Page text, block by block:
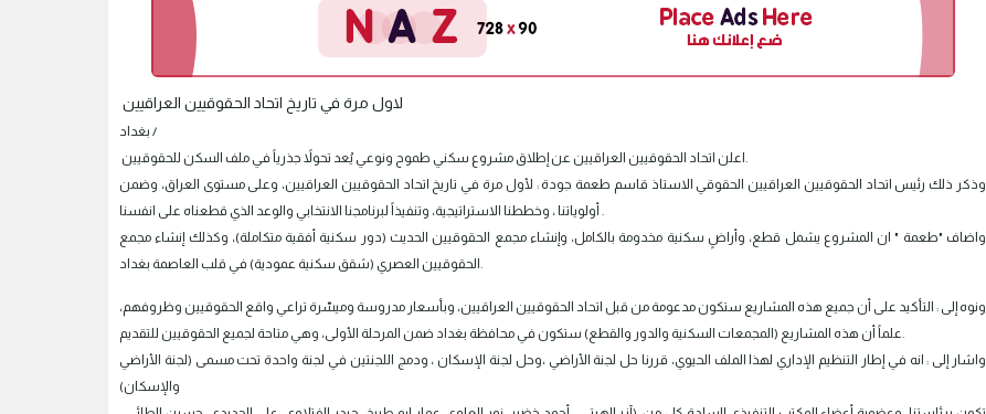
بغداد /
اعلن اتحاد الحقوقيين العراقيين عن إطلاق مشروع سكني طموح ونوعي يُعد تحولاً جذرياً في ملف السكن للحقوقيين.
وذكر ذلك رئيس اتحاد الحقوقيين العراقيين الحقوقي الاستاذ قاسم طعمة جودة : لأول مرة في تاريخ اتحاد الحقوقيين العراقيين، وعلى مستوى العراق، وضمن
أولوياتنا ، وخططنا الاستراتيجية، وتنفيذاً لبرنامجنا الانتخابي والوعد الذي قطعناه على انفسنا .
واضاف "طعمة " ان المشروع يشمل قطع، وأراضٍ سكنية مخدومة بالكامل، وإنشاء مجمع الحقوقيين الحديث (دور سكنية أفقية متكاملة)، وكذلك إنشاء مجمع
الحقوقيين العصري (شقق سكنية عمودية) في قلب العاصمة بغداد.
ونوه إلى : التأكيد على أن جميع هذه المشاريع ستكون مدعومة من قبل اتحاد الحقوقيين العراقيين، وبأسعار مدروسة وميسّرة تراعي واقع الحقوقيين وظروفهم،
علماً أن هذه المشاريع (المجمعات السكنية والدور والقطع) ستكون في محافظة بغداد ضمن المرحلة الأولى، وهي متاحة لجميع الحقوقيين للتقديم.
واشار إلى : انه في إطار التنظيم الإداري لهذا الملف الحيوي، قررنا حل لجنة الأراضي ،وحل لجنة الإسكان ، ودمج اللجنتين في لجنة واحدة تحت مسمى (لجنة الأراضي
والإسكان)